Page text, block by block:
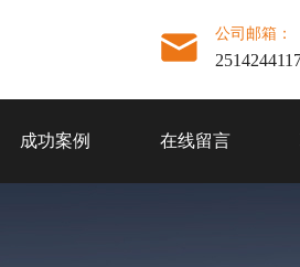
公司邮箱：
成功案例 在线留言